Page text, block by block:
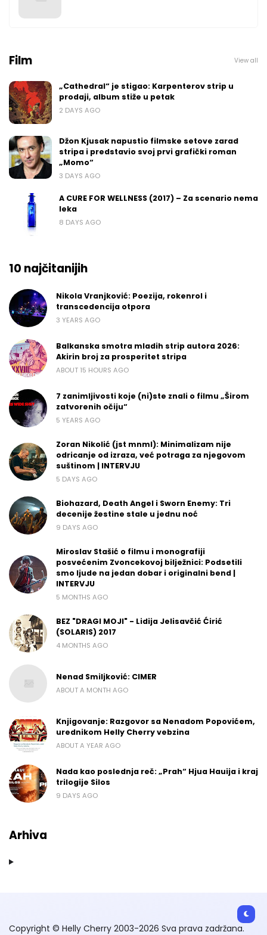
Film View all
„Cathedral“ je stigao: Karpenterov strip u
prodaji, album stiže u petak
2 DAYS AGO
Džon Kjusak napustio filmske setove zarad
stripa i predstavio svoj prvi grafički roman
„Momo“
3 DAYS AGO
A CURE FOR WELLNESS (2017) – Za scenario nema
leka
8 DAYS AGO
10 najčitanijih
Nikola Vranjković: Poezija, rokenrol i
transcedencija otpora
3 YEARS AGO
Balkanska smotra mladih strip autora 2026:
Akirin broj za prosperitet stripa
ABOUT 15 HOURS AGO
7 zanimljivosti koje (ni)ste znali o filmu „Širom
zatvorenih očiju“
5 YEARS AGO
Zoran Nikolić (jst mnml): Minimalizam nije
odricanje od izraza, već potraga za njegovom
suštinom | INTERVJU
5 DAYS AGO
Biohazard, Death Angel i Sworn Enemy: Tri
decenije žestine stale u jednu noć
9 DAYS AGO
Miroslav Stašić o filmu i monografiji
posvećenim Zvoncekovoj bilježnici: Podsetili
smo ljude na jedan dobar i originalni bend |
INTERVJU
5 MONTHS AGO
BEZ "DRAGI MOJI" - Lidija Jelisavčić Ćirić
(SOLARIS) 2017
4 MONTHS AGO
Nenad Smiljković: CIMER
ABOUT A MONTH AGO
Knjigovanje: Razgovor sa Nenadom Popovićem,
urednikom Helly Cherry vebzina
ABOUT A YEAR AGO
Nada kao poslednja reč: „Prah“ Hjua Hauija i kraj
trilogije Silos
9 DAYS AGO
Arhiva
Copyright © Helly Cherry 2003-2026 Sva prava zadržana.